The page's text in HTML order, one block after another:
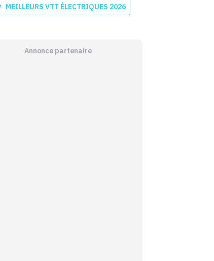
MEILLEURS VTT ÉLECTRIQUES 2026
Annonce partenaire